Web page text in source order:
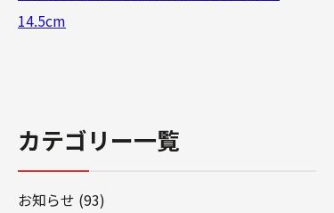
14.5cm
カテゴリー一覧
お知らせ (93)